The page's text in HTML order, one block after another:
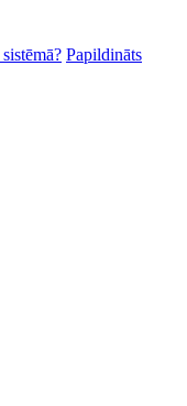
Papildināts